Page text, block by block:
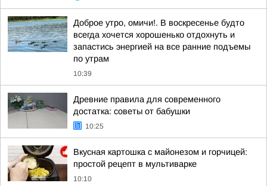
Доброе утро, омичи!. В воскресенье будто
всегда хочется хорошенько отдохнуть и
запастись энергией на все ранние подъемы
по утрам
10:39
Древние правила для современного
достатка: советы от бабушки
10:25
Вкусная картошка с майонезом и горчицей:
простой рецепт в мультиварке
10:10